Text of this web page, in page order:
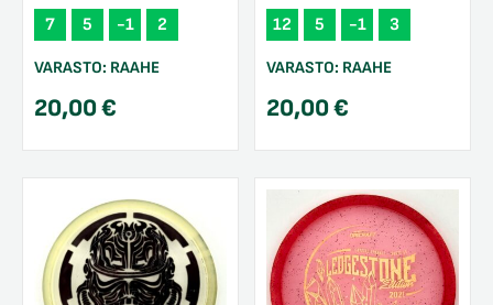
7 5 -1 2
VARASTO: RAAHE
20,00€
12 5 -1 3
VARASTO: RAAHE
20,00€